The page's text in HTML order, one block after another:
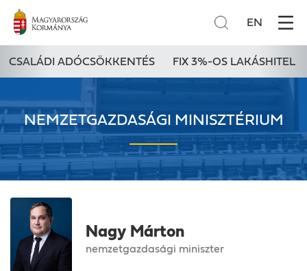
CSALÁDI ADÓCSÖKKENTÉS FIX 3%-OS LAKÁSHITEL
EN
NEMZETGAZDASÁGI MINISZTÉRIUM
Nagy Márton
nemzetgazdasági miniszter